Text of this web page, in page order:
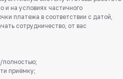
и на условиях частичного
платежа в соответствии с датой,
сотрудничество, от вас
полностью;
приёмку;